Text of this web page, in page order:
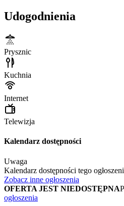
Udogodnienia
Prysznic
Kuchnia
Internet
Telewizja
Kalendarz dostępności
Uwaga
Kalendarz dostępności tego
Zobacz inne ogłoszenia
OFERTA JEST NIEDOSTĘPNA
ogłoszenia